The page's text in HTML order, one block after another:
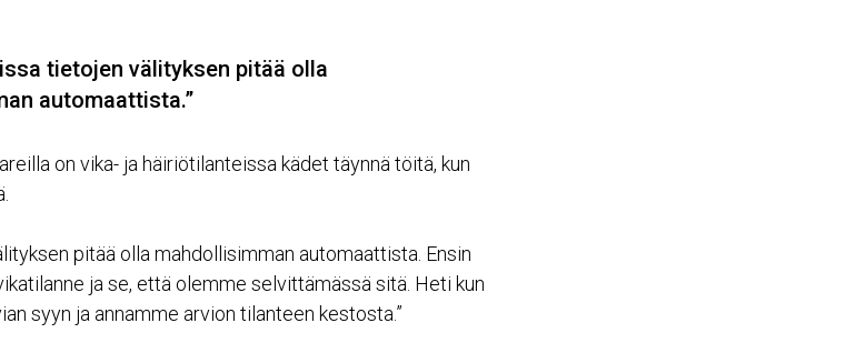
tietojen välityksen pitää olla
automaattista.”
on vika- ja häiriötilanteissa kädet täynnä töitä, kun
pitää olla mahdollisimman automaattista. Ensin
ja se, että olemme selvittämässä sitä. Heti kun
syyn ja annamme arvion tilanteen kestosta.”